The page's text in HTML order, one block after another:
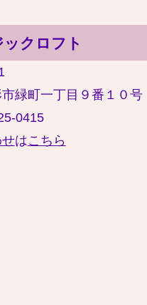
ックロフト
緑町一丁目９番１０号
0415
はこちら